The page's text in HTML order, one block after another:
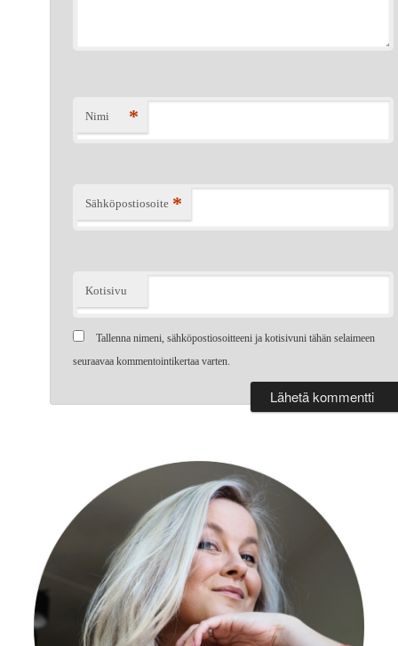
Nimi *
Sähköpostiosoite *
Kotisivu
Tallenna nimeni, sähköpostiosoitteeni ja kotisivuni tähän selaimeen
seuraavaa kommentointikertaa varten.